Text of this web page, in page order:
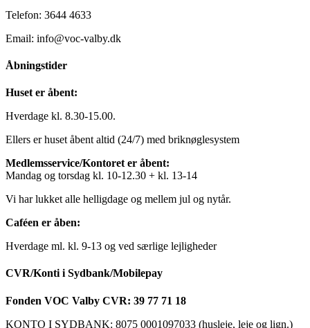
Telefon: 3644 4633
Email: info@voc-valby.dk
Åbningstider
Huset er åbent:
Hverdage kl. 8.30-15.00.
Ellers er huset åbent altid (24/7) med briknøglesystem
Medlemsservice/Kontoret er åbent:
Mandag og torsdag kl. 10-12.30 + kl. 13-14
Vi har lukket alle helligdage og mellem jul og nytår.
Caféen er åben:
Hverdage ml. kl. 9-13 og ved særlige lejligheder
CVR/Konti i Sydbank/Mobilepay
Fonden VOC Valby CVR: 39 77 71 18
KONTO I SYDBANK: 8075 0001097033 (husleje, leje og lign.)